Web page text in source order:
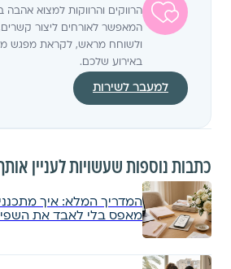
הרווקים והרווקות למצוא אהבה
המאפשר לאורחים ליצור
ולשוחח מראש, לקראת מפגש
באירוע שלכם.
למעבר לשירות
כתבות נוספות שעשויות לעניין
המדריך המלא: איך
מאפס בלי לאבד את